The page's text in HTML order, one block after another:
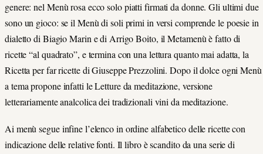
genere: nel Menù rosa ecco solo piatti firmati da donne. Gli ultimi due
sono un gioco: se il Menù di soli primi in versi comprende le poesie in
dialetto di Biagio Marin e di Arrigo Boito, il Metamenù è fatto di
ricette “al quadrato”, e termina con una lettura quanto mai adatta, la
Ricetta per far ricette di Giuseppe Prezzolini. Dopo il dolce ogni Menù
a tema propone infatti le Letture da meditazione, versione
letterariamente analcolica dei tradizionali vini da meditazione.
Ai menù segue infine l’elenco in ordine alfabetico delle ricette con
indicazione delle relative fonti. Il libro è scandito da una serie di